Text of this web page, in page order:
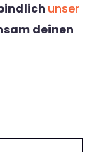
unser
deinen